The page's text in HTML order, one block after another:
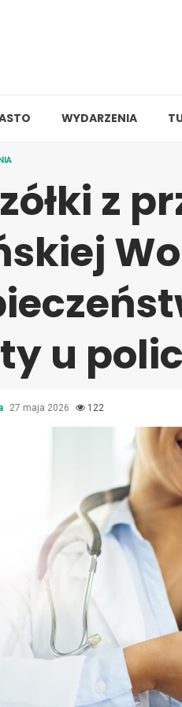
WYDARZENIA
z
u
27 maja 2026 122